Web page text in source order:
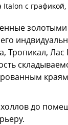
с
Тропикал, Лас
до